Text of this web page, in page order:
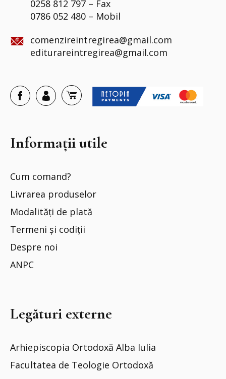
0258 812 797 – Fax
0786 052 480 – Mobil
comenzireintregirea@gmail.com
editurareintregirea@gmail.com
Informații utile
Cum comand?
Livrarea produselor
Modalități de plată
Termeni și codiții
Despre noi
ANPC
Legături externe
Arhiepiscopia Ortodoxă Alba Iulia
Facultatea de Teologie Ortodoxă